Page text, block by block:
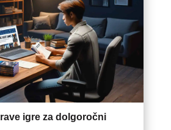
igre za dolgoročni